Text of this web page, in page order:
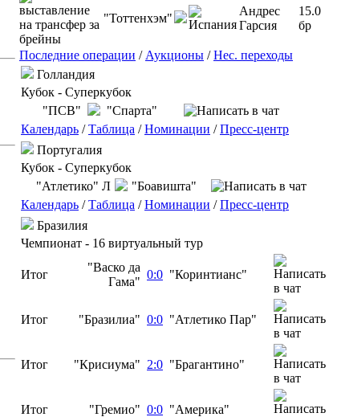
"Тоттенхэм"
Андрес
Гарсия
15.0
бр
Последние операции / Аукционы /Нес. переходы
Голландия
Кубок - Суперкубок
"ПСВ"
"Спарта"
Календарь /Таблица /Номинации /Пресс-центр
Португалия
Кубок - Суперкубок
"Атлетико" Л
"Боавишта"
Календарь /Таблица /Номинации /Пресс-центр
Бразилия
Чемпионат - 16 виртуальный тур
Итог
"Васко да
Гама"
0:0 "Коринтианс"
Итог "Бразилиа" 0:0 "Атлетико Пар"
Итог "Крисиума" 2:0 "Брагантино"
Итог "Гремио" 0:0 "Америка"